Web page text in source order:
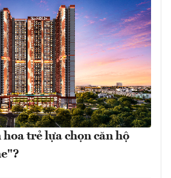
trẻ lựa chọn căn hộ